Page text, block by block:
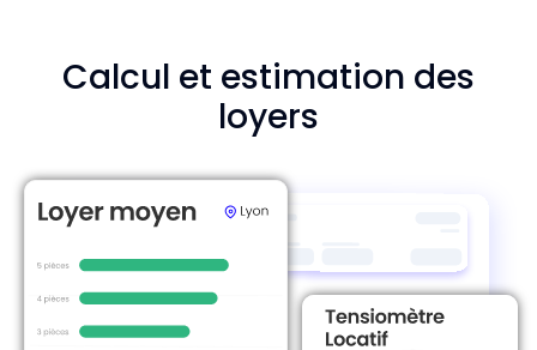
Calcul et estimation des
loyers